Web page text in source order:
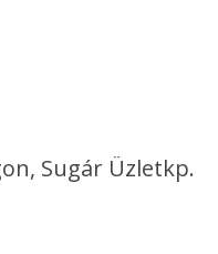
Sugár Üzletkp.